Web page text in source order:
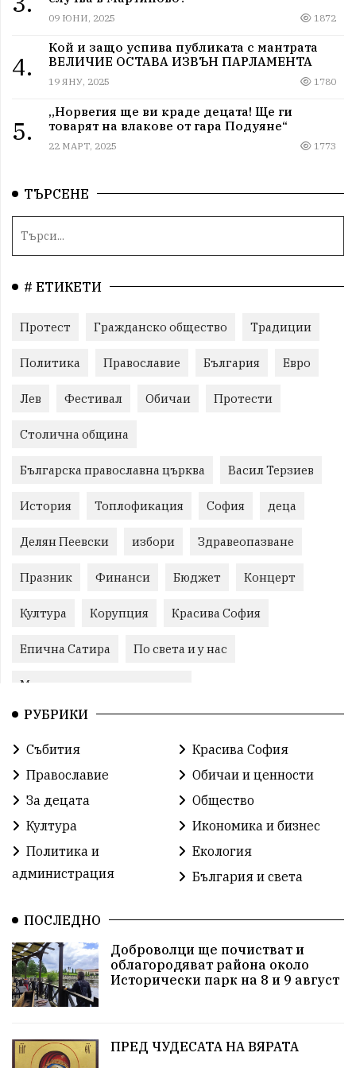
09 ЮНИ, 2025 1872
4.
Кой и защо успива публиката с мантрата
ВЕЛИЧИЕ ОСТАВА ИЗВЪН ПАРЛАМЕНТА
19 ЯНУ, 2025 1780
5.
„Норвегия ще ви краде децата! Ще ги
товарят на влакове от гара Подуяне“
22 МАРТ, 2025 1773
ТЪРСЕНЕ
# ЕТИКЕТИ
Протест Гражданско общество Традиции
Политика Православие България Евро
Лев Фестивал Обичаи Протести
Столична община
Българска православна църква Васил Терзиев
История Топлофикация София деца
Делян Пеевски избори Здравеопазване
Празник Финанси Бюджет Концерт
Култура Корупция Красива София
Епична Сатира По света и у нас
Международни отношения
конституционен съд
българската общност Исторически парк
Слатина
Икономика Красива България измама
Европа Актуално Туризъм Бизнес
абсурд Здравословно хранене
Коледа Чиста София
РУБРИКИ
Събития
Красива София
Православие
Обичаи и ценности
За децата
Общество
Култура
Икономика и бизнес
Политика и
администрация
Екология
България и света
ПОСЛЕДНО
Доброволци ще почистват и
облагородяват района около
Исторически парк на 8 и 9 август
ПРЕД ЧУДЕСАТА НА ВЯРАТА